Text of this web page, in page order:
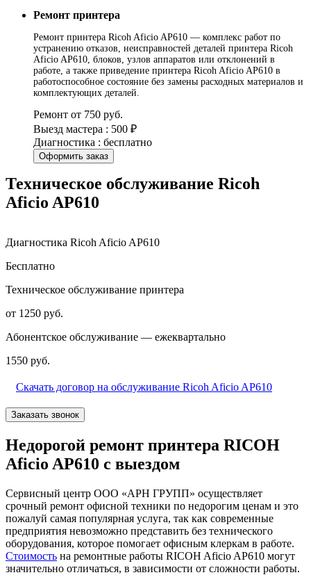
Ремонт принтера
Ремонт принтера Ricoh Aficio AP610 — комплекс работ по
устранению отказов, неисправностей деталей принтера Ricoh
Aficio AP610, блоков, узлов аппаратов или отклонений в
работе, а также приведение принтера Ricoh Aficio AP610 в
работоспособное состояние без замены расходных материалов и
комплектующих деталей.
Ремонт от 750 руб.
Выезд мастера : 500 ₽
Диагностика : бесплатно
Оформить заказ
Техническое обслуживание Ricoh
Aficio AP610
Диагностика Ricoh Aficio AP610
Бесплатно
Техническое обслуживание принтера
от 1250 руб.
Абонентское обслуживание — ежеквартально
1550 руб.
Скачать договор на обслуживание Ricoh Aficio AP610
Заказать звонок
Недорогой ремонт принтера RICOH
Aficio AP610 с выездом
Сервисный центр ООО «АРН ГРУПП» осуществляет
срочный ремонт офисной техники по недорогим ценам и это
пожалуй самая популярная услуга, так как современные
предприятия невозможно представить без технического
оборудования, которое помогает офисным клеркам в работе.
Стоимость на ремонтные работы RICOH Aficio AP610 могут
значительно отличаться, в зависимости от сложности работы.